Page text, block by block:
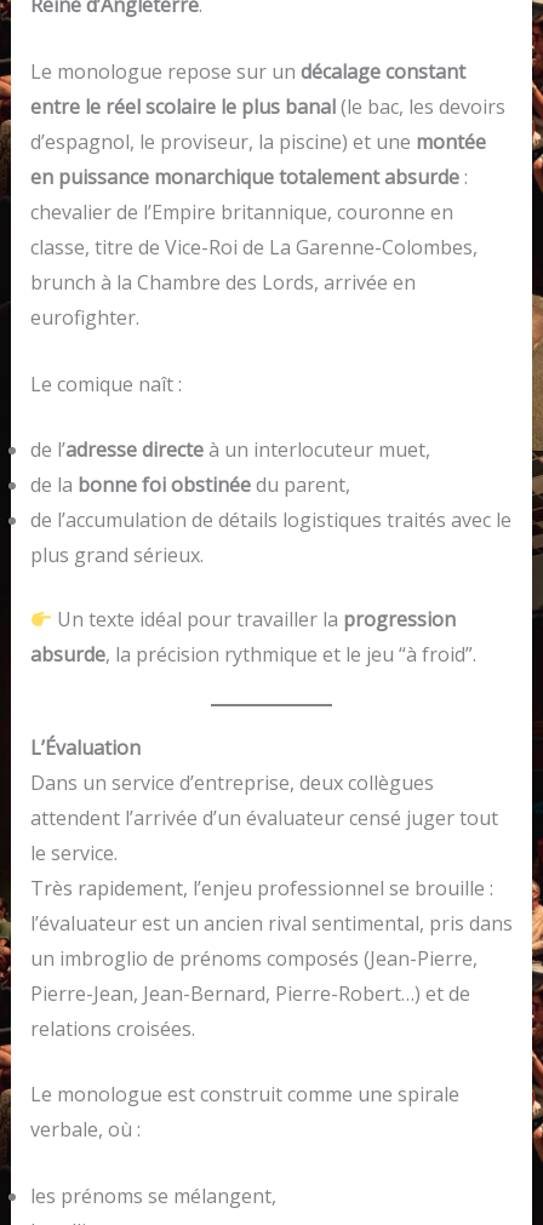
Reine d’Angleterre.
Le monologue repose sur un décalage constant
entre le réel scolaire le plus banal(le bac, les devoirs
d’espagnol, le proviseur, la piscine) et une montée
en puissance monarchique totalement absurde:
chevalier de l’Empire britannique, couronne en
classe, titre de Vice-Roi de La Garenne-Colombes,
brunch à la Chambre des Lords, arrivée en
eurofighter.
Le comique naît :
de l’adresse directeà un interlocuteur muet,
de la bonne foi obstinéedu parent,
de l’accumulation de détails logistiques traités avec le
plus grand sérieux.
Un texte idéal pour travailler la progression
absurde, la précision rythmique et le jeu “à froid”.
L’Évaluation
Dans un service d’entreprise, deux collègues
attendent l’arrivée d’un évaluateur censé juger tout
le service.
Très rapidement, l’enjeu professionnel se brouille :
l’évaluateur est un ancien rival sentimental, pris dans
un imbroglio de prénoms composés (Jean-Pierre,
Pierre-Jean, Jean-Bernard, Pierre-Robert…) et de
relations croisées.
Le monologue est construit comme une spirale
verbale, où :
les prénoms se mélangent,